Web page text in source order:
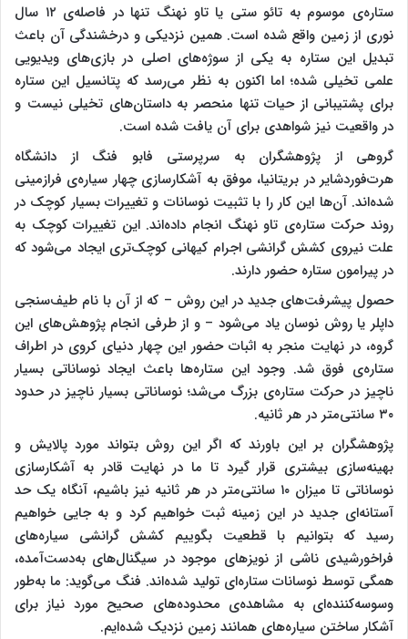
ستاره‌ی موسوم به تائو ستی یا تاو نهنگ تنها در فاصله‌ی ۱۲ سال
نوری از زمین واقع شده است. همین نزدیکی و درخشندگی آن باعث
تبدیل این ستاره به یکی از سوژه‌های اصلی در بازی‌های ویدیویی
علمی تخیلی شده؛ اما اکنون به نظر می‌رسد که پتانسیل این ستاره
برای پشتیبانی از حیات تنها منحصر به داستان‌های تخیلی نیست و
در واقعیت نیز شواهدی برای آن یافت شده است.
گروهی از پژوهشگران به سرپرستی فابو فنگ از دانشگاه
هرت‌فوردشایر در بریتانیا، موفق به آشکارسازی چهار سیاره‌ی فرازمینی
شده‌اند. آن‌ها این کار را با تثبیت نوسانات و تغییرات بسیار کوچک در
روند حرکت ستاره‌ی تاو نهنگ انجام داده‌اند. این تغییرات کوچک به
علت نیروی کشش گرانشی اجرام کیهانی کوچک‌تری ایجاد می‌شود که
در پیرامون ستاره حضور دارند.
حصول پیشرفت‌های جدید در این روش – که از آن با نام طیف‌سنجی
داپلر یا روش نوسان یاد می‌شود – و از طرفی انجام پژوهش‌های این
گروه، در نهایت منجر به اثبات حضور این چهار دنیای کروی در اطراف
ستاره‌ی فوق شد. وجود این ستاره‌ها باعث ایجاد نوساناتی بسیار
ناچیز در حرکت ستاره‌ی بزرگ می‌شد؛ نوساناتی بسیار ناچیز در حدود
۳۰ سانتی‌متر در هر ثانیه.
پژوهشگران بر این باورند که اگر این روش بتواند مورد پالایش و
بهینه‌سازی بیشتری قرار گیرد تا ما در نهایت قادر به آشکارسازی
نوساناتی تا میزان ۱۰ سانتی‌متر در هر ثانیه نیز باشیم، آنگاه یک حد
آستانه‌ای جدید در این زمینه ثبت خواهیم کرد و به جایی خواهیم
رسید که بتوانیم با قطعیت بگوییم کشش گرانشی سیاره‌های
فراخورشیدی ناشی از نویزهای موجود در سیگنال‌های به‌دست‌آمده،
همگی توسط نوسانات ستاره‌ای تولید شده‌اند. فنگ می‌گوید: ما به‌طور
وسوسه‌کننده‌ای به مشاهده‌ی محدوده‌های صحیح مورد نیاز برای
آشکار ساختن سیاره‌های همانند زمین نزدیک شده‌ایم.